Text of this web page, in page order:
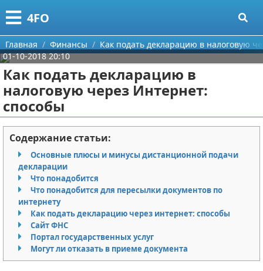
4FO
Меню
Главная
Категории
Медицина
Информационные технологии
Финансы
Закон
Психология
Спорт и фитнес
Красота
Поиск
О проекте
Контакты
Сотрудничество
Размещение рекламы
Для правообладателей
Условия предоставления информации
Главная Финансы
Как подать декларацию в налоговую
01-10-2018 20:10
Как подать декларацию в
налоговую через Интернет:
способы
Содержание статьи:
Основные плюсы и минусы дистанционной подачи
декларации
Что понадобится
Что понадобится для пересылки документов по
интернету
Как подать декларацию через интернет: способы
Сайт ФНС
Портал государственных услуг
Могут ли отказать в приеме документа